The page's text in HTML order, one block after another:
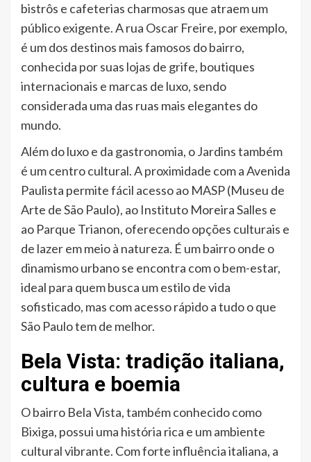
bistrôs e cafeterias charmosas que atraem um
público exigente. A rua Oscar Freire, por exemplo,
é um dos destinos mais famosos do bairro,
conhecida por suas lojas de grife, boutiques
internacionais e marcas de luxo, sendo
considerada uma das ruas mais elegantes do
mundo.
Além do luxo e da gastronomia, o Jardins também
é um centro cultural. A proximidade com a Avenida
Paulista permite fácil acesso ao MASP (Museu de
Arte de São Paulo), ao Instituto Moreira Salles e
ao Parque Trianon, oferecendo opções culturais e
de lazer em meio à natureza. É um bairro onde o
dinamismo urbano se encontra com o bem-estar,
ideal para quem busca um estilo de vida
sofisticado, mas com acesso rápido a tudo o que
São Paulo tem de melhor.
Bela Vista: tradição italiana,
cultura e boemia
O bairro Bela Vista, também conhecido como
Bixiga, possui uma história rica e um ambiente
cultural vibrante. Com forte influência italiana, a